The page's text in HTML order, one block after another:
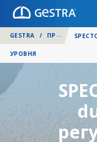
GESTRA / ПРОДУКЦИЯ /
УРОВНЯ